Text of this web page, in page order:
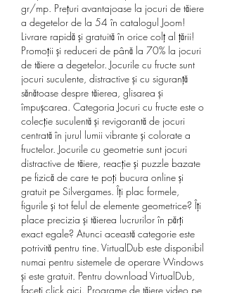
gr/mp. Prețuri avantajoase la jocuri de tăiere
a degetelor de la 54 în catalogul Joom!
Livrare rapidă și gratuită în orice colț al țării!
Promoții și reduceri de până la 70% la jocuri
de tăiere a degetelor. Jocurile cu fructe sunt
jocuri suculente, distractive și cu siguranță
sănătoase despre tăierea, glisarea și
împușcarea. Categoria Jocuri cu fructe este o
colecție suculentă și revigorantă de jocuri
centrată în jurul lumii vibrante și colorate a
fructelor. Jocurile cu geometrie sunt jocuri
distractive de tăiere, reacție și puzzle bazate
pe fizică de care te poți bucura online și
gratuit pe Silvergames. Îți plac formele,
figurile și tot felul de elemente geometrice? Îți
place precizia și tăierea lucrurilor în părți
exact egale? Atunci această categorie este
potrivită pentru tine. VirtualDub este disponibil
numai pentru sistemele de operare Windows
și este gratuit. Pentru download VirtualDub,
faceți click aici. Programe de tăiere video pe